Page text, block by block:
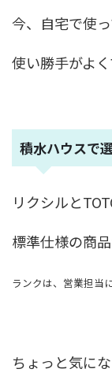
今、自宅で使
使い勝手がよく
積水ハウスで
リクシルと
標準仕様の商品
ランクは、営業担当
ちょっと気に